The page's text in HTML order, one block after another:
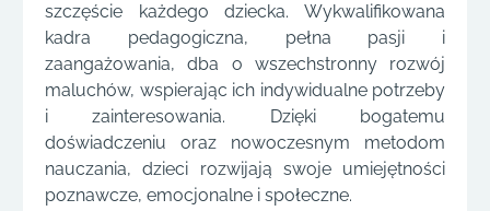
szczęście każdego dziecka. Wykwalifikowana
kadra pedagogiczna, pełna pasji i
zaangażowania, dba o wszechstronny rozwój
maluchów, wspierając ich indywidualne potrzeby
i zainteresowania. Dzięki bogatemu
doświadczeniu oraz nowoczesnym metodom
nauczania, dzieci rozwijają swoje umiejętności
poznawcze, emocjonalne i społeczne.